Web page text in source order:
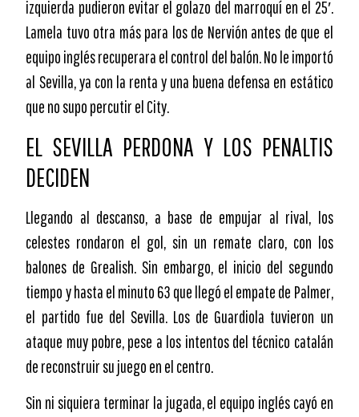
izquierda pudieron evitar el golazo del marroquí en el 25′.
Lamela tuvo otra más para los de Nervión antes de que el
equipo inglés recuperara el control del balón. No le importó
al Sevilla, ya con la renta y una buena defensa en estático
que no supo percutir el City.
EL SEVILLA PERDONA Y LOS PENALTIS
DECIDEN
Llegando al descanso, a base de empujar al rival, los
celestes rondaron el gol, sin un remate claro, con los
balones de Grealish. Sin embargo, el inicio del segundo
tiempo y hasta el minuto 63 que llegó el empate de Palmer,
el partido fue del Sevilla. Los de Guardiola tuvieron un
ataque muy pobre, pese a los intentos del técnico catalán
de reconstruir su juego en el centro.
Sin ni siquiera terminar la jugada, el equipo inglés cayó en